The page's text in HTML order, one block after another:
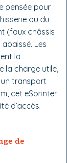
pensée pour
ou du
(faux châssis
Les
la
la charge utile,
transport
cet eSprinter
d’accès.
de